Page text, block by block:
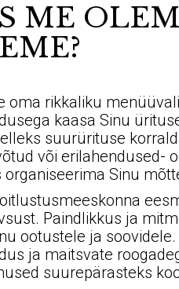
ME
oma rikkaliku
kaasa Sinu
suurürituse
või erilahendused-
organiseerima Sinu
Paindlikkus ja
ootustele ja
ja maitsvate
suurepärasteks